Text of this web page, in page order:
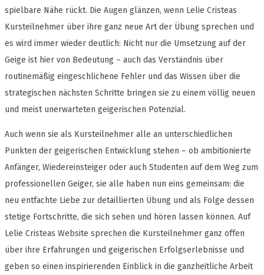
spielbare Nähe rückt. Die Augen glänzen, wenn Lelie Cristeas
Kursteilnehmer über ihre ganz neue Art der Übung sprechen und
es wird immer wieder deutlich: Nicht nur die Umsetzung auf der
Geige ist hier von Bedeutung – auch das Verständnis über
routinemäßig eingeschlichene Fehler und das Wissen über die
strategischen nächsten Schritte bringen sie zu einem völlig neuen
und meist unerwarteten geigerischen Potenzial.
Auch wenn sie als Kursteilnehmer alle an unterschiedlichen
Punkten der geigerischen Entwicklung stehen – ob ambitionierte
Anfänger, Wiedereinsteiger oder auch Studenten auf dem Weg zum
professionellen Geiger, sie alle haben nun eins gemeinsam: die
neu entfachte Liebe zur detaillierten Übung und als Folge dessen
stetige Fortschritte, die sich sehen und hören lassen können. Auf
Lelie Cristeas Website sprechen die Kursteilnehmer ganz offen
über ihre Erfahrungen und geigerischen Erfolgserlebnisse und
geben so einen inspirierenden Einblick in die ganzheitliche Arbeit